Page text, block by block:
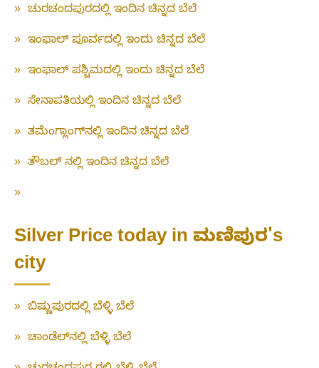
» ಚುರಚಂದಪುರದಲ್ಲಿ ಇಂದಿನ ಚಿನ್ನದ ಬೆಲೆ
» ಇಂಫಾಲ್ ಪೂರ್ವದಲ್ಲಿ ಇಂದು ಚಿನ್ನದ ಬೆಲೆ
» ಇಂಫಾಲ್ ಪಶ್ಚಿಮದಲ್ಲಿ ಇಂದು ಚಿನ್ನದ ಬೆಲೆ
» ಸೇನಾಪತಿಯಲ್ಲಿ ಇಂದಿನ ಚಿನ್ನದ ಬೆಲೆ
» ತಮೆಂಗ್ಲಾಂಗ್‌ನಲ್ಲಿ ಇಂದಿನ ಚಿನ್ನದ ಬೆಲೆ
» ತೌಬಲ್ ನಲ್ಲಿ ಇಂದಿನ ಚಿನ್ನದ ಬೆಲೆ
»
Silver Price today in ಮಣಿಪುರ's
city
» ಬಿಷ್ಣುಪುರದಲ್ಲಿ ಬೆಳ್ಳಿ ಬೆಲೆ
» ಚಾಂಡೆಲ್‌ನಲ್ಲಿ ಬೆಳ್ಳಿ ಬೆಲೆ